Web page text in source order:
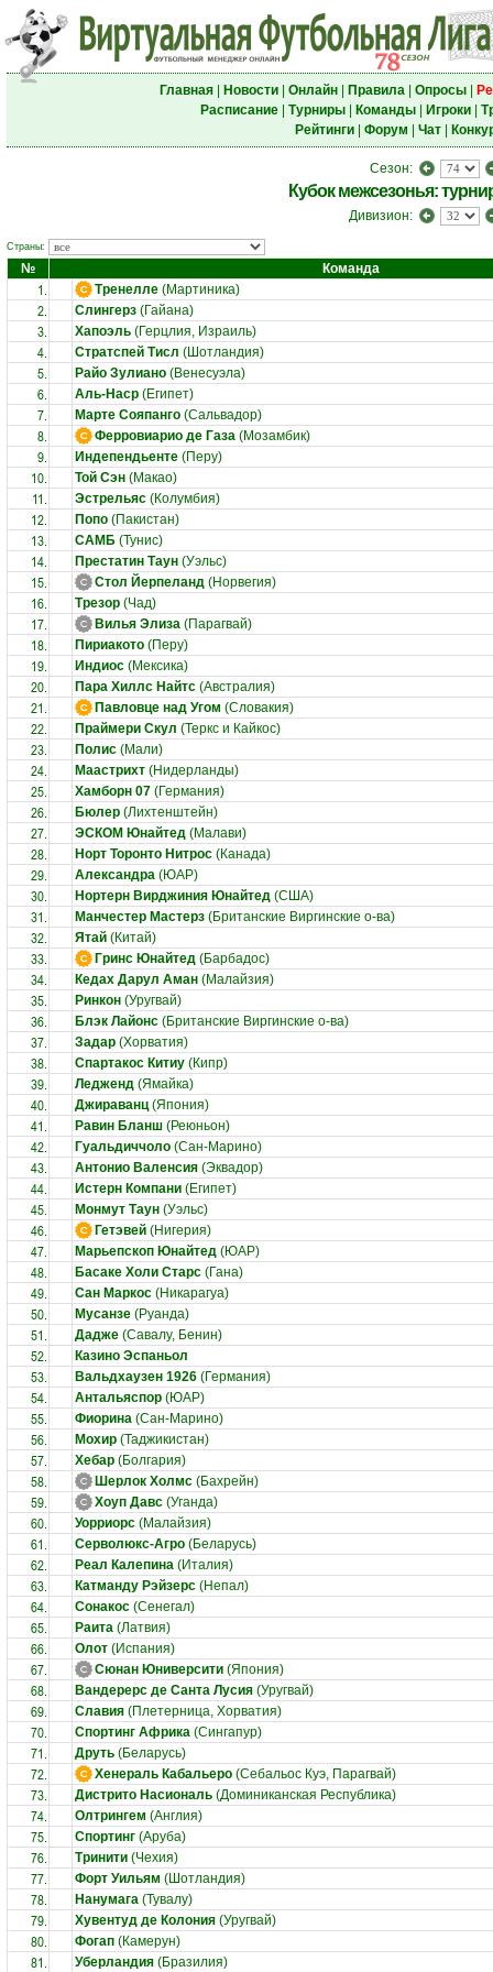
Главная| Новости| Онлайн| Правила| Опросы|
Расписание| Турниры| Команды| Игроки|
Рейтинги| Форум Чат|
Сезон:
Кубок межсезонья:
Дивизион:
Страны:
№ Команда
1. Тренелле (Мартиника)
2. Слингерз (Гайана)
3. Хапоэль (Герцлия, Израиль)
4. Стратспей Тисл (Шотландия)
5. Райо Зулиано (Венесуэла)
6. Аль-Наср (Египет)
7. Марте Сояпанго (Сальвадор)
8. Ферровиарио де Газа (Мозамбик)
9. Индепендьенте (Перу)
10. Той Сэн (Макао)
11. Эстрельяс (Колумбия)
12. Попо (Пакистан)
13. САМБ (Тунис)
14. Престатин Таун (Уэльс)
15. Стол Йерпеланд (Норвегия)
16. Трезор (Чад)
17. Вилья Элиза (Парагвай)
18. Пириакото (Перу)
19. Индиос (Мексика)
20. Пара Хиллс Найтс (Австралия)
21. Павловце над Угом (Словакия)
22. Праймери Скул (Теркс и Кайкос)
23. Полис (Мали)
24. Маастрихт (Нидерланды)
25. Хамборн 07 (Германия)
26. Бюлер (Лихтенштейн)
27. ЭСКОМ Юнайтед (Малави)
28. Норт Торонто Нитрос (Канада)
29. Александра (ЮАР)
30. Нортерн Вирджиния Юнайтед (США)
31. Манчестер Мастерз (Британские Виргинские о-ва)
32. Ятай (Китай)
33. Гринс Юнайтед (Барбадос)
34. Кедах Дарул Аман (Малайзия)
35. Ринкон (Уругвай)
36. Блэк Лайонс (Британские Виргинские о-ва)
37. Задар (Хорватия)
38. Спартакос Китиу (Кипр)
39. Ледженд (Ямайка)
40. Джираванц(Япония)
41. Равин Бланш (Реюньон)
42. Гуальдиччоло (Сан-Марино)
43. Антонио Валенсия (Эквадор)
44. Истерн Компани (Египет)
45. Монмут Таун (Уэльс)
46. Гетэвей (Нигерия)
47. Марьепскоп Юнайтед (ЮАР)
48. Басаке Холи Старс (Гана)
49. Сан Маркос (Никарагуа)
50. Мусанзе (Руанда)
51. Дадже (Савалу, Бенин)
52. Казино Эспаньол
53. Вальдхаузен 1926 (Германия)
54. Антальяспор (ЮАР)
55. Фиорина (Сан-Марино)
56. Мохир (Таджикистан)
57. Хебар (Болгария)
58. Шерлок Холмс (Бахрейн)
59. Хоуп Давс (Уганда)
60. Уорриорс (Малайзия)
61. Серволюкс-Агро (Беларусь)
62. Реал Калепина (Италия)
63. Катманду Рэйзерс (Непал)
64. Сонакос (Сенегал)
65. Раита (Латвия)
66. Олот (Испания)
67. Сюнан Юниверсити (Япония)
68. Вандерерс де Санта Лусия (Уругвай)
69. Славия (Плетерница, Хорватия)
70. Спортинг Африка (Сингапур)
71. Друть (Беларусь)
72. Хенераль Кабальеро (Себальос Куэ, Парагвай)
73. Дистрито Насиональ (Доминиканская Республика)
74. Олтрингем (Англия)
75. Спортинг (Аруба)
76. Тринити (Чехия)
77. Форт Уильям (Шотландия)
78. Нанумага (Тувалу)
79. Хувентуд де Колония (Уругвай)
80. Фогап (Камерун)
81. Уберландия (Бразилия)